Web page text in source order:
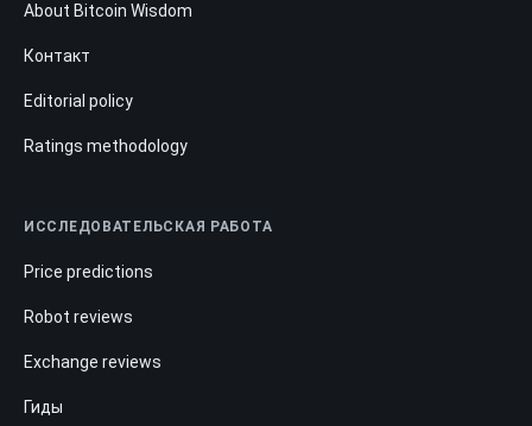
About Bitcoin Wisdom
Контакт
Editorial policy
Ratings methodology
ИССЛЕДОВАТЕЛЬСКАЯ РАБОТА
Price predictions
Robot reviews
Exchange reviews
Гиды